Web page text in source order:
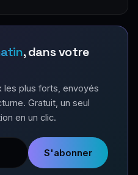
, dans votre
les plus forts, envoyés
Gratuit, un seul
en un clic.
S'abonner